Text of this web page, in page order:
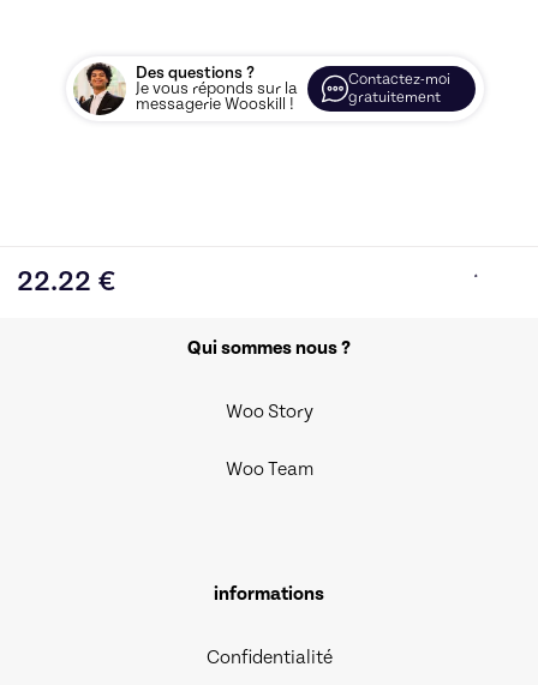
Des questions ?
Je vous réponds sur la
messagerie Wooskill !
Contactez-moi
gratuitement
22.22 €
Qui sommes nous ?
Woo Story
Woo Team
informations
Confidentialité